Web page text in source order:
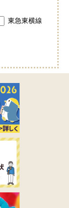
東急東横線